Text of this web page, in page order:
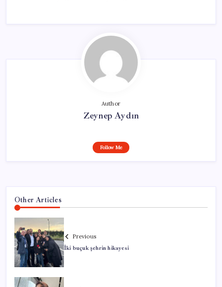
Author
Zeynep Aydın
Follow Me
Other Articles
Previous
İki buçuk şehrin hikayesi